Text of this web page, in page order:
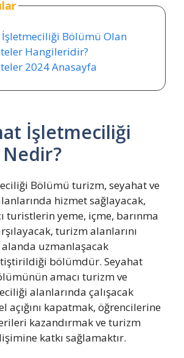
İşletmeciliği Bölümü Olan
Hangileridir?
2024 Anasayfa
İşletmeciliği
Bölümü turizm, seyahat ve
hizmet sağlayacak,
turistlerin yeme, içme, barınma
turizm alanlarını
alanda uzmanlaşacak
bölümdür. Seyahat
amacı turizm ve
alanlarında çalışacak
açığını kapatmak, öğrencilerine
kazandırmak ve turizm
katkı sağlamaktır.